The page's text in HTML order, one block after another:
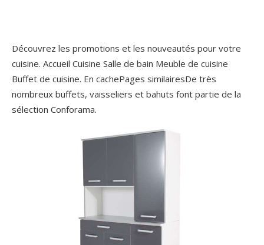
Découvrez les promotions et les nouveautés pour votre
cuisine. Accueil Cuisine Salle de bain Meuble de cuisine
Buffet de cuisine. En cachePages similairesDe très
nombreux buffets, vaisseliers et bahuts font partie de la
sélection Conforama.